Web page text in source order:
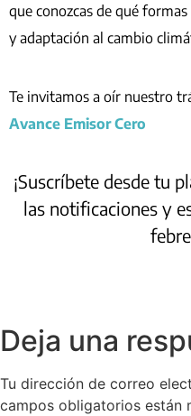
que conozcas de qué
y adaptación al cambio
Te invitamos a oír nuestro
Avance Emisor Cero
¡Suscríbete desde tu
las notificaciones y
Deja una
Tu dirección de correo
campos obligatorios están